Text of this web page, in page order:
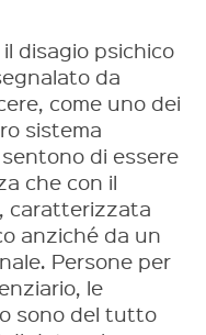
disagio psichico
da
come uno dei
sistema
di essere
che con il
caratterizzata
anziché da un
Persone per
le
sono del tutto